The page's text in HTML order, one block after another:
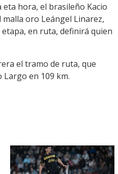
eta hora, el brasileño Kacio
oro Leángel Linarez,
en ruta, definirá quien
el tramo de ruta, que
en 109 km.